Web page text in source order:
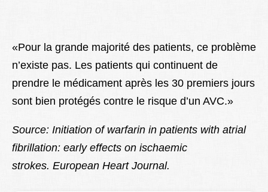
«Pour la grande majorité des patients, ce problème
n’existe pas. Les patients qui continuent de
prendre le médicament après les 30 premiers jours
sont bien protégés contre le risque d’un AVC.»
Source: Initiation of warfarin in patients with atrial
fibrillation: early effects on ischaemic
strokes. European Heart Journal.